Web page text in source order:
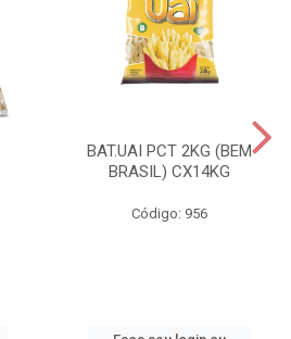
BAT.UAI PCT 2KG (BEM
BRASIL) CX14KG
Código: 956